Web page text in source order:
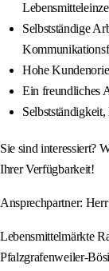
Selbstständige
Hohe
Ein freundliches
Sie sind interessiert?
Ihrer Verfügbarkeit!
Ansprechpartner:
Lebensmittelmärkte
Pfalzgrafenweiler-